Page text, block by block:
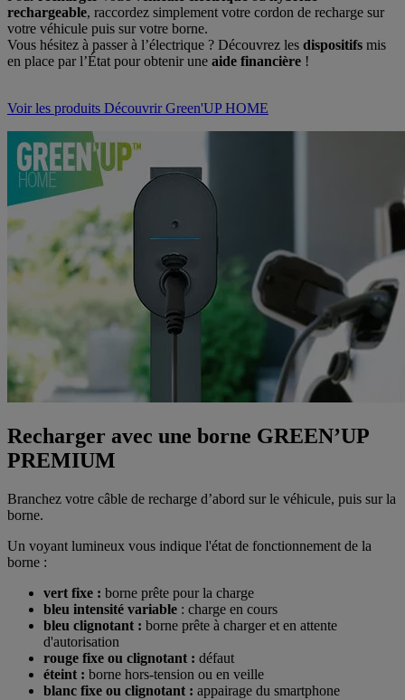
rechargeable, raccordez simplement votre cordon de recharge sur
votre véhicule puis sur votre borne.
Vous hésitez à passer à l’électrique ? Découvrez les dispositifs mis
en place par l’État pour obtenir une aide financière !
Voir les produits Découvrir Green'UP HOME
Recharger avec une borne GREEN’UP
PREMIUM
Branchez votre câble de recharge d’abord sur le véhicule, puis sur la
borne.
Un voyant lumineux vous indique l'état de fonctionnement de la
borne :
vert fixe : borne prête pour la charge
bleu intensité variable : charge en cours
bleu clignotant : borne prête à charger et en attente
d'autorisation
rouge fixe ou clignotant : défaut
éteint : borne hors-tension ou en veille
blanc fixe ou clignotant : appairage du smartphone